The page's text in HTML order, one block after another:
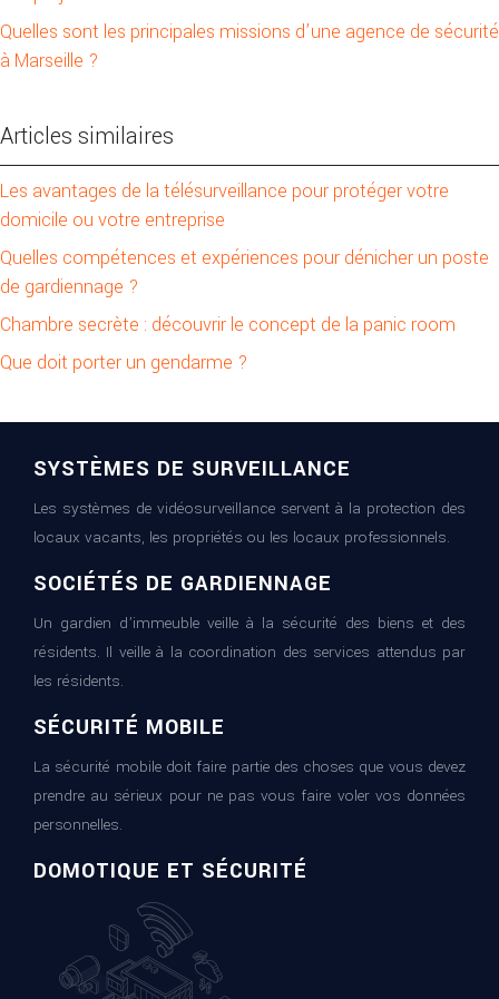
Quelles sont les principales missions d’une agence de sécurité
à Marseille ?
Articles similaires
Les avantages de la télésurveillance pour protéger votre
domicile ou votre entreprise
Quelles compétences et expériences pour dénicher un poste
de gardiennage ?
Chambre secrète : découvrir le concept de la panic room
Que doit porter un gendarme ?
SYSTÈMES DE SURVEILLANCE
Les systèmes de vidéosurveillance servent à la protection des
locaux vacants, les propriétés ou les locaux professionnels.
SOCIÉTÉS DE GARDIENNAGE
Un gardien d’immeuble veille à la sécurité des biens et des
résidents. Il veille à la coordination des services attendus par
les résidents.
SÉCURITÉ MOBILE
La sécurité mobile doit faire partie des choses que vous devez
prendre au sérieux pour ne pas vous faire voler vos données
personnelles.
DOMOTIQUE ET SÉCURITÉ